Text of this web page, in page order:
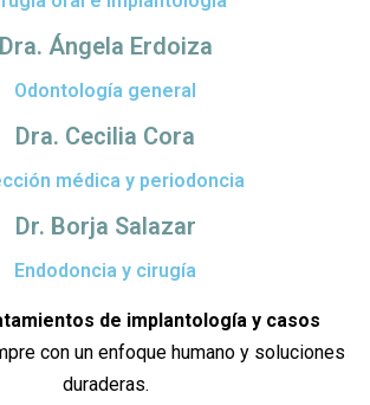
Dra. Ángela Erdoiza
Odontología general
Dra. Cecilia Cora
médica y periodoncia
Dr. Borja Salazar
Endodoncia y cirugía
de implantología y casos
con un enfoque humano y soluciones
duraderas.